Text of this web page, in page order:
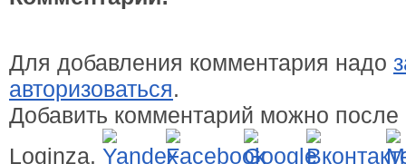
Для добавления комментария надо
авторизоваться.
Добавить комментарий можно после
Loginza.